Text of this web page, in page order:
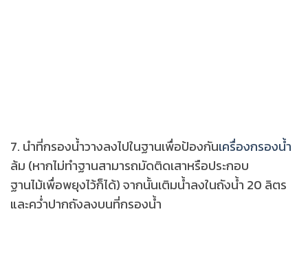
7. นำที่กรองน้ำวางลงไปในฐานเพื่อป้องกันเครื่องกรองน้ำ
ล้ม (หากไม่ทำฐานสามารถมัดติดเสาหรือประกอบ
ฐานไม้เพื่อพยุงไว้ก็ได้) จากนั้นเติมน้ำลงในถังน้ำ 20 ลิตร
และคว่ำปากถังลงบนที่กรองน้ำ